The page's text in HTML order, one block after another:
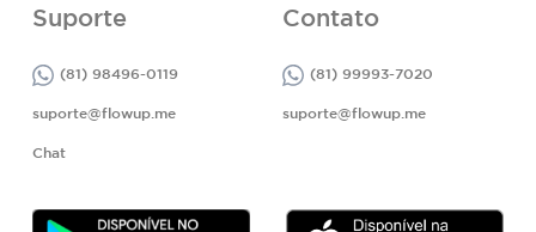
Suporte
(81) 98496-0119
suporte@flowup.me
Chat
Contato
(81) 99993-7020
suporte@flowup.me